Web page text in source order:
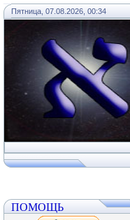
Пятница, 07.08.2026, 00:34
ПОМОЩЬ